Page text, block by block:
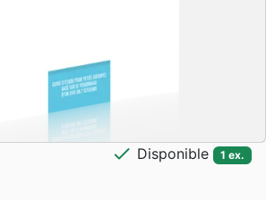
check Disponible 1 ex.